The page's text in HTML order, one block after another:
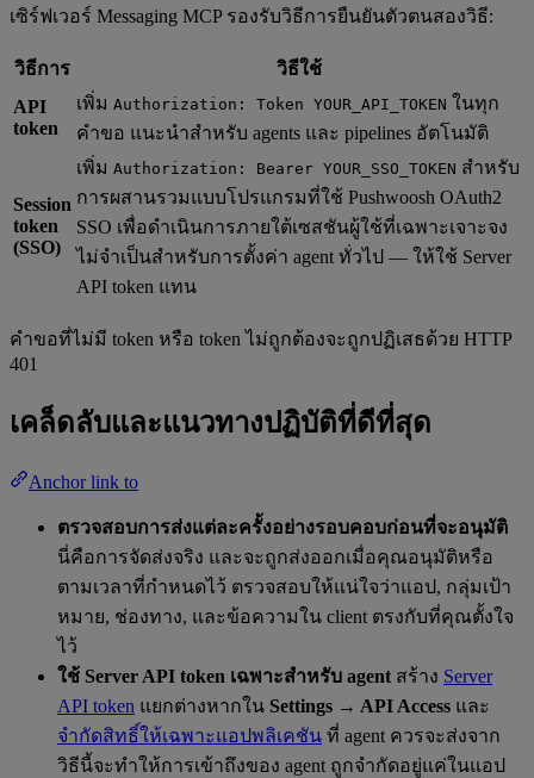
เซิร์ฟเวอร์ Messaging MCP รองรับวิธีการยืนยันตัวตนสองวิธี:
วิธีการ
วิธีใช้
API
token
เพิ่ม Authorization: Token YOUR_API_TOKEN ในทุก
คำขอ แนะนำสำหรับ agents และ pipelines อัตโนมัติ
Session
token
(SSO)
เพิ่ม Authorization: Bearer YOUR_SSO_TOKEN สำหรับ
การผสานรวมแบบโปรแกรมที่ใช้ Pushwoosh OAuth2
SSO เพื่อดำเนินการภายใต้เซสชันผู้ใช้ที่เฉพาะเจาะจง
ไม่จำเป็นสำหรับการตั้งค่า agent ทั่วไป — ให้ใช้ Server
API token แทน
คำขอที่ไม่มี token หรือ token ไม่ถูกต้องจะถูกปฏิเสธด้วย HTTP
401
เคล็ดลับและแนวทางปฏิบัติที่ดีที่สุด
Anchor link to
ตรวจสอบการส่งแต่ละครั้งอย่างรอบคอบก่อนที่จะอนุมัติ
นี่คือการจัดส่งจริง และจะถูกส่งออกเมื่อคุณอนุมัติหรือ
ตามเวลาที่กำหนดไว้ ตรวจสอบให้แน่ใจว่าแอป, กลุ่มเป้า
หมาย, ช่องทาง, และข้อความใน client ตรงกับที่คุณตั้งใจ
ไว้
ใช้ Server API token เฉพาะสำหรับ agent สร้าง Server
API token แยกต่างหากใน Settings → API Access และ
จำกัดสิทธิ์ให้เฉพาะแอปพลิเคชัน ที่ agent ควรจะส่งจาก
วิธีนี้จะทำให้การเข้าถึงของ agent ถูกจำกัดอยู่แค่ในแอป